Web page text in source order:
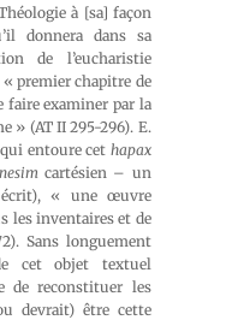
à [sa] façon
donnera dans sa
de l’eucharistie
« premier chapitre de
faire examiner par la
» (AT II 295-296). E.
entoure cet hapax
cartésien – un
« une œuvre
les inventaires et de
Sans longuement
cet objet textuel
de reconstituer les
devrait) être cette